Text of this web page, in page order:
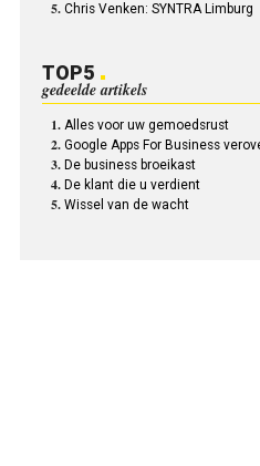
Chris Venken: SYNTRA Limburg
TOP5
gedeelde artikels
Alles voor uw gemoedsrust
Google Apps For Business
De business broeikast
De klant die u verdient
Wissel van de wacht